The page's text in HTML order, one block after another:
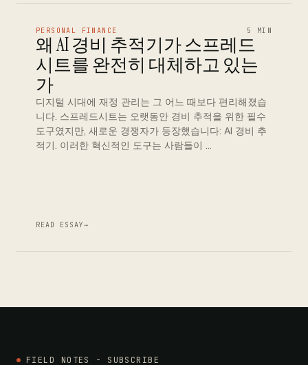
PERSONAL FINANCE 5 MIN
왜 AI 경비 추적기가 스프레드
시트를 완전히 대체하고 있는
가
디지털 시대에 재정 관리는 그 어느 때보다 편리해졌습
니다. 스프레드시트는 오랫동안 경비 추적을 위한 필수
도구였지만, 새로운 경쟁자가 등장했습니다: AI 경비 추
적기. 이러한 혁신적인 도구는 사람들이 …
READ ESSAY→
FIELD NOTES - SUBSCRIBE